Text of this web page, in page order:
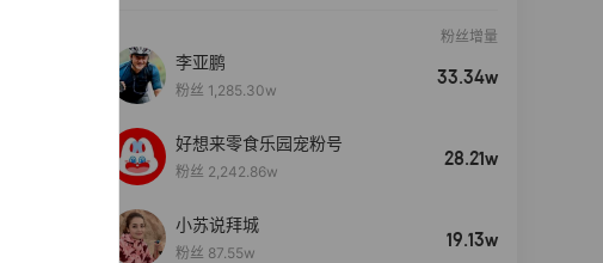
粉丝增量
李亚鹏
粉丝 1,285.30w
33.34w
好想来零食乐园宠粉号
粉丝 2,242.86w
28.21w
小苏说拜城
粉丝 87.55w
19.13w